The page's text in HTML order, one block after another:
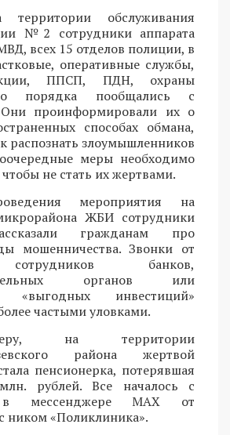
территории обслуживания
№2 сотрудники аппарата
всех 15 отделов полиции, в
оперативные службы,
ППСП, ПДН, охраны
порядка пообщались с
проинформировали их о
способах обмана,
распознать злоумышленников
меры необходимо
не стать их жертвами.
мероприятия на
ЖБИ сотрудники
гражданам про
мошенничества. Звонки от
банков,
органов или
«выгодных инвестиций»
частыми уловками.
на территории
района жертвой
пенсионерка, потерявшая
рублей. Все началось с
в мессенджере MAX от
ником «Поликлиника».